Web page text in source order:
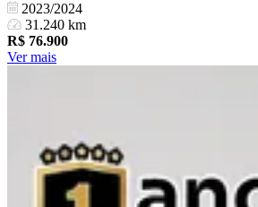
2023/2024
31.240 km
R$ 76.900
Ver mais